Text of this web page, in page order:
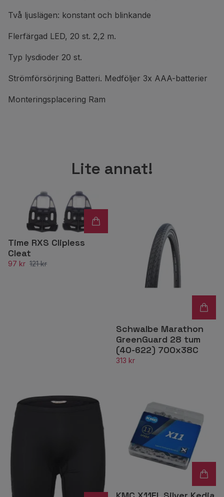
Två ljuslägen: konstant och blinkande
Flerfärgad LED, 20 st. 2,2 m.
Typ lysdioder 20 st.
Strömförsörjning Batteri. Medföljer 3x AAA-batterier
Monteringsplacering Ram
Lite annat!
Time RXS Clipless
Cleat
97 kr 121 kr
Schwalbe Marathon
GreenGuard 28 tum
(40-622) 700x38C
313 kr